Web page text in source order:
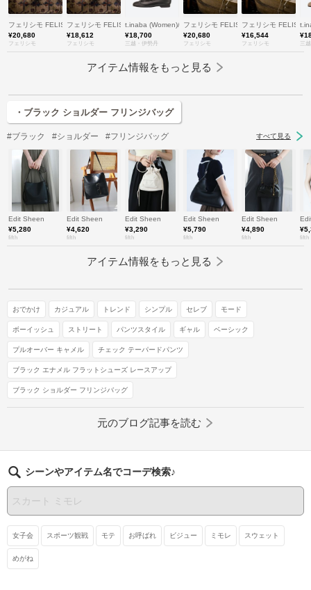
フェリシモ FELISSIMO
¥20,680
フェリシモ
フェリシモ FELISSIMO
¥18,612
フェリシモ
t.inaba (Women)/ティー.イナバ
¥18,700
三越・伊勢丹
フェリシモ FELISSIMO
¥20,680
フェリシモ
フェリシモ
¥16,544
フェリシモ 三
アイテム情報をもっと見る
・ブラック ショルダー フリンジバッグ
#ブラック #ショルダー #フリンジバッグ すべて見る
Edit Sheen
¥5,280
fifth
Edit Sheen
¥4,620
fifth
Edit Sheen
¥3,290
fifth
Edit Sheen
¥5,790
fifth
Edit Sheen
¥4,890
fifth fifth
アイテム情報をもっと見る
おでかけ カジュアル トレンド シンプル セレブ モード
ボーイッシュ ストリート パンツスタイル ギャル ベーシック
プルオーバー キャメル チェック テーパードパンツ
ブラック エナメル フラットシューズ レースアップ
ブラック ショルダー フリンジバッグ
元のブログ記事を読む
シーンやアイテム名でコーデ検索♪
女子会 スポーツ観戦 モテ お呼ばれ ビジュー ミモレ スウェット
めがね